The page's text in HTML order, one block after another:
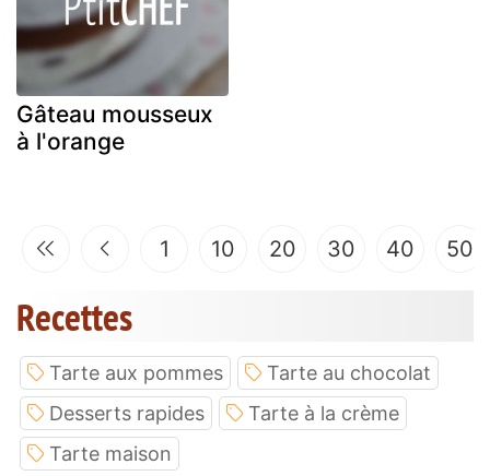
Gâteau mousseux
à l'orange
1 10 20 30 40 50
Recettes
Tarte aux pommes
Tarte au chocolat
Desserts rapides
Tarte à la crème
Tarte maison